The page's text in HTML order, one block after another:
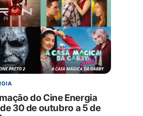
do Cine Energia
30 de outubro a 5 de